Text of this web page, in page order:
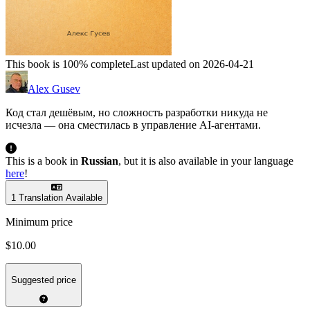
This book is 100% completeLast updated on 2026-04-21
Alex Gusev
Код стал дешёвым, но сложность разработки никуда не
исчезла — она сместилась в управление AI-агентами.
This is a book in Russian, but it is also available in your language
here!
1 Translation Available
Minimum price
$10.00
Suggested price